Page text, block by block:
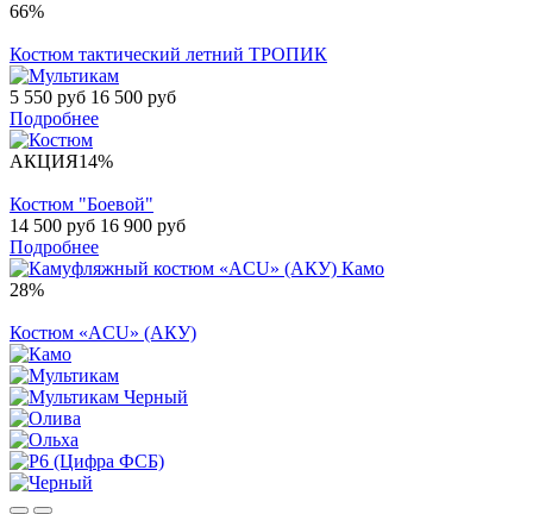
66%
Костюм тактический летний ТРОПИК
5 550 руб 16 500 руб
Подробнее
АКЦИЯ14%
Костюм "Боевой"
14 500 руб 16 900 руб
Подробнее
28%
Костюм «ACU» (АКУ)